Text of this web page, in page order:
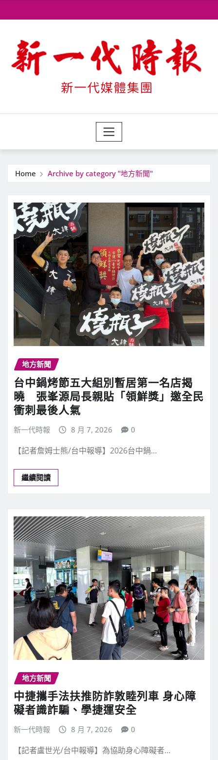
to
Home Archive by category "地方新聞"
地方新聞
台中鍋烤節五大組別暫居第一名店揭
曉 張峯源局長親貼「領鮮獎」邀全民
衝刺最後人氣
新一代時報 8 月 7, 2026 0
【記者詹姆士熊/台中報導】2026台中鍋…
繼續閱讀
地方新聞
中捷攜手法扶推防詐敦睦列車 身心障
礙者識詐騙、學捷運安全
新一代時報 8 月 7, 2026 0
【記者盧世光/台中報導】為協助身心障礙者…